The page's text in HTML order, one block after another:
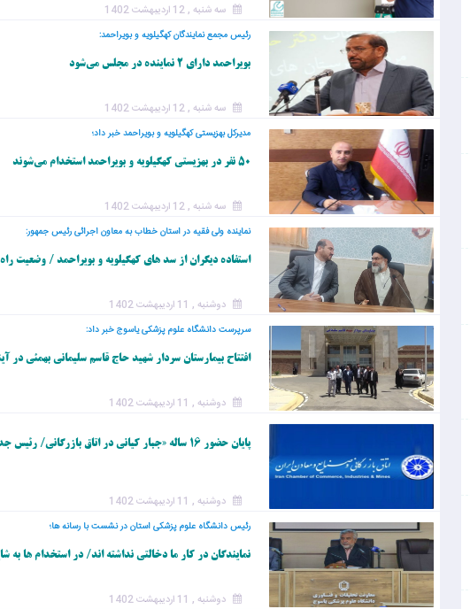
سه شنبه , 12 اردیبهشت 1402
رئیس مجمع نمایندگان کهگیلویه و بویراحمد:
بویراحمد دارای ۲ نماینده در مجلس می‌شود
سه شنبه , 12 اردیبهشت 1402
مدیرکل بهزیستی کهگیلویه و بویراحمد خبر داد؛
50 نفر در بهزیستی کهگیلویه و بویراحمد استخدام می‌شوند
سه شنبه , 12 اردیبهشت 1402
نماینده ولی فقیه در استان خطاب به معاون اجرائی رئیس جمهور:
استفاده دیگران از سد های کهگیلویه و بویراحمد / وضعیت
دوشنبه , 11 اردیبهشت 1402
سرپرست دانشگاه علوم پزشکی یاسوج خبر داد:
افتتاح بیمارستان سردار شهید حاج قاسم سلیمانی بهمئی در
دوشنبه , 11 اردیبهشت 1402
پایان حضور ۱۶ ساله «جبار کیانی در اتاق بازرگانی/ رئیس جدید اتاق یاسوج کیست؟
دوشنبه , 11 اردیبهشت 1402
رئیس دانشگاه علوم پزشکی استان در نشست با رسانه ها؛
نمایندگان در کار ما دخالتی نداشته اند/ در استخدام ها به
دوشنبه , 11 اردیبهشت 1402